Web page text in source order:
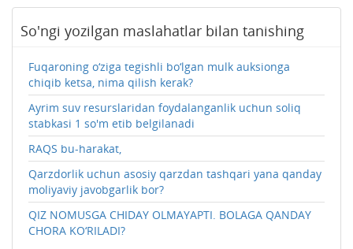
So'ngi yozilgan maslahatlar bilan tanishing
Fuqaroning o‘ziga tegishli bo‘lgan mulk auksionga
chiqib ketsa, nima qilish kerak?
Ayrim suv resurslaridan foydalanganlik uchun soliq
stabkasi 1 so'm etib belgilanadi
RAQS bu-harakat,
Qarzdorlik uchun asosiy qarzdan tashqari yana qanday
moliyaviy javobgarlik bor?
QIZ NOMUSGA CHIDAY OLMAYAPTI. BOLAGA QANDAY
CHORA KO‘RILADI?